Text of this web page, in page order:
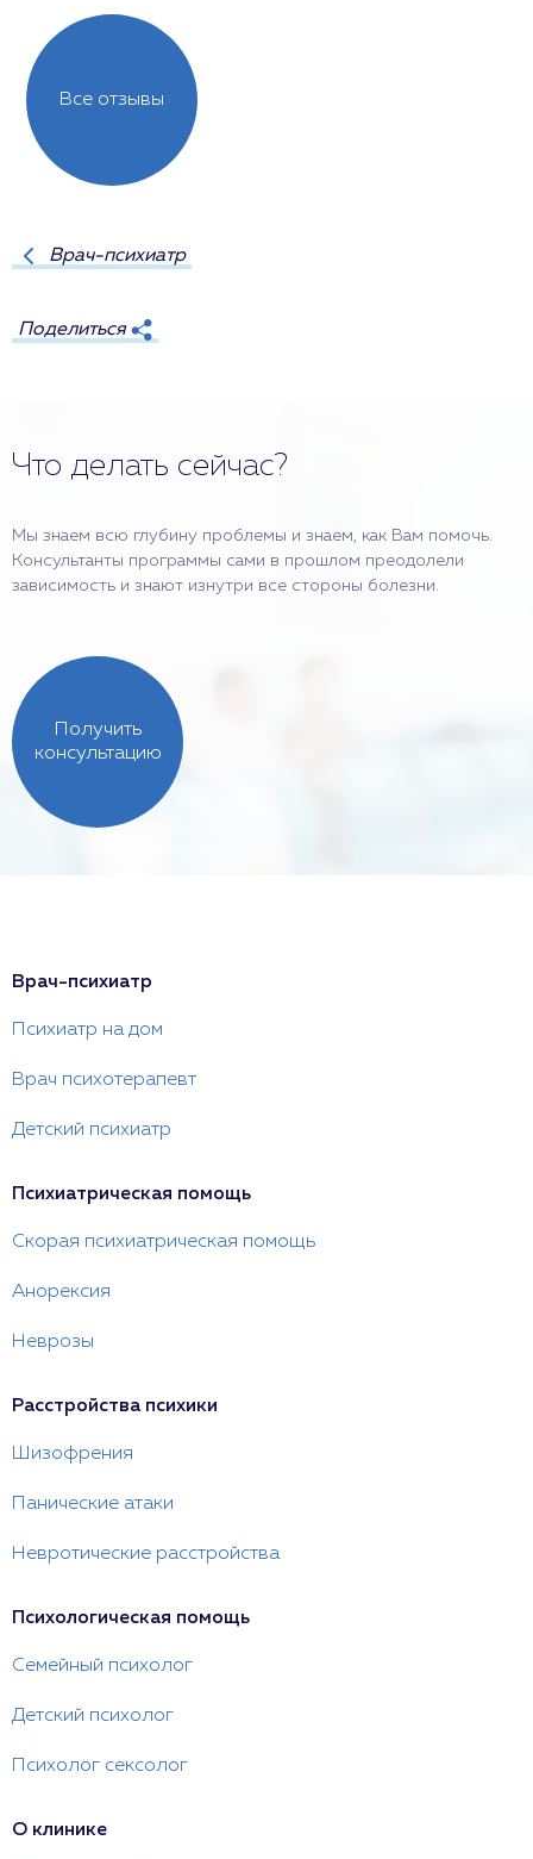
Все отзывы
Врач-психиатр
Поделиться
Что делать сейчас?
Мы знаем всю глубину проблемы и знаем, как Вам помочь.
Консультанты программы сами в прошлом преодолели
зависимость и знают изнутри все стороны болезни.
Получить
консультацию
Врач-психиатр
Психиатр на дом
Врач психотерапевт
Детский психиатр
Психиатрическая помощь
Скорая психиатрическая помощь
Анорексия
Неврозы
Расстройства психики
Шизофрения
Панические атаки
Невротические расстройства
Психологическая помощь
Семейный психолог
Детский психолог
Психолог сексолог
О клинике